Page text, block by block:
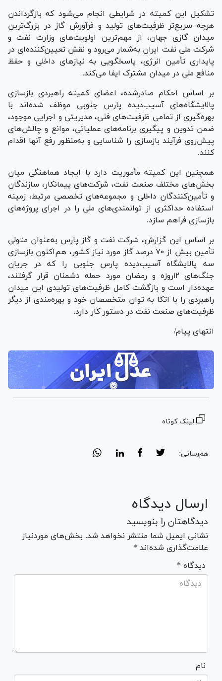
تشکیل این کمیته در شرایطی انجام می‌شود که بازگرداندن
هرچه سریع‌تر ظرفیت‌های تولید و فرآورش گاز در بزرگ‌ترین
میدان گازی جهان، از مهم‌ترین اولویت‌های وزارت نفت و
شرکت ملی نفت ایران به‌شمار می‌رود و نقش تعیین‌کننده‌ای در
پایداری تأمین انرژی، پاسخگویی به نیاز‌های داخلی و حفظ
منافع ملی در میدان مشترک ایفا می‌کند.
بر اساس احکام صادرشده، اعضای کمیته راهبردی بازسازی
پالایشگاه‌های آسیب‌دیده پارس جنوبی موظف شده‌اند با
بهره‌گیری از تمامی ظرفیت‌های فنی، مدیریتی و اجرایی موجود،
ضمن تدوین و پیگیری برنامه‌های عملیاتی، موانع و چالش‌های
پیش‌روی فرآیند بازسازی را شناسایی و به‌منظور رفع آنها اقدام
کنند.
همچنین این کمیته مأموریت دارد با ایجاد هماهنگی میان
بخش‌های مختلف صنعت نفت، شرکت‌های پیمانکار، سازندگان
و تأمین‌کنندگان داخلی و مجموعه‌های تخصصی مرتبط، زمینه
استفاده حداکثری از توانمندی‌های ملی را در اجرای پروژه‌های
بازسازی فراهم سازد.
بر اساس این گزارش، شرکت نفت و گاز پارس به‌عنوان متولی
تأمین بیش از ۷۰ درصد گاز مورد نیاز کشور، هم‌اکنون بازسازی
سه پالایشگاه آسیب‌دیده پارس جنوبی را که در جریان
جنگ‌های ۱۲روزه و رمضان مورد حمله دشمنان قرار گرفتند،
عهده‌دار است و بازگشت کامل ظرفیت‌های تولیدی این میدان
راهبردی را با اتکا به توان متخصصان خود و بهره‌مندی از دیگر
ظرفیت‌های صنعت نفت در دستور کار دارد.
انتهای پیام/
لینک کوتاه
هم‌رسانی:
ارسال دیدگاه
دیدگاهتان را بنویسید
نشانی ایمیل شما منتشر نخواهد شد. بخش‌های موردنیاز
علامت‌گذاری شده‌اند *
* دیدگاه
نام